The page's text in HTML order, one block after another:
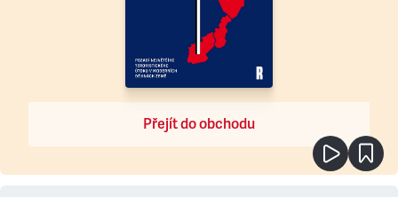
Přejít do obchodu